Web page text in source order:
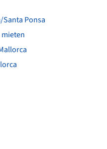
Ponsa